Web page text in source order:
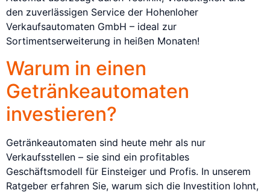
den zuverlässigen Service der Hohenloher
Verkaufsautomaten GmbH – ideal zur
Sortimentserweiterung in heißen Monaten!
Warum in einen
Getränkeautomaten
investieren?
Getränkeautomaten sind heute mehr als nur
Verkaufsstellen – sie sind ein profitables
Geschäftsmodell für Einsteiger und Profis. In unserem
Ratgeber erfahren Sie, warum sich die Investition lohnt,